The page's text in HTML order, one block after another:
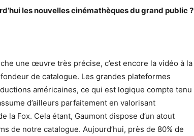
les nouvelles cinémathèques du grand public ?
une œuvre très précise, c’est encore la vidéo à la
de catalogue. Les grandes plateformes
américaines, ce qui est logique compte tenu
d’ailleurs parfaitement en valorisant
la Fox. Cela étant, Gaumont dispose d’un atout
de notre catalogue. Aujourd’hui, près de 80% de